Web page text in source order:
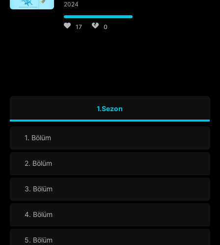
2024
17 0
1.Sezon
1. Bölüm
2. Bölüm
3. Bölüm
4. Bölüm
5. Bölüm